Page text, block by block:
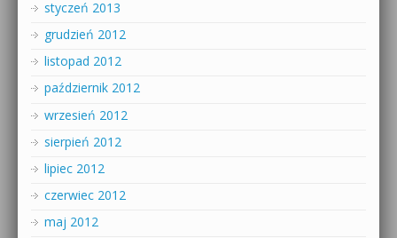
styczeń 2013
grudzień 2012
listopad 2012
październik 2012
wrzesień 2012
sierpień 2012
lipiec 2012
czerwiec 2012
maj 2012